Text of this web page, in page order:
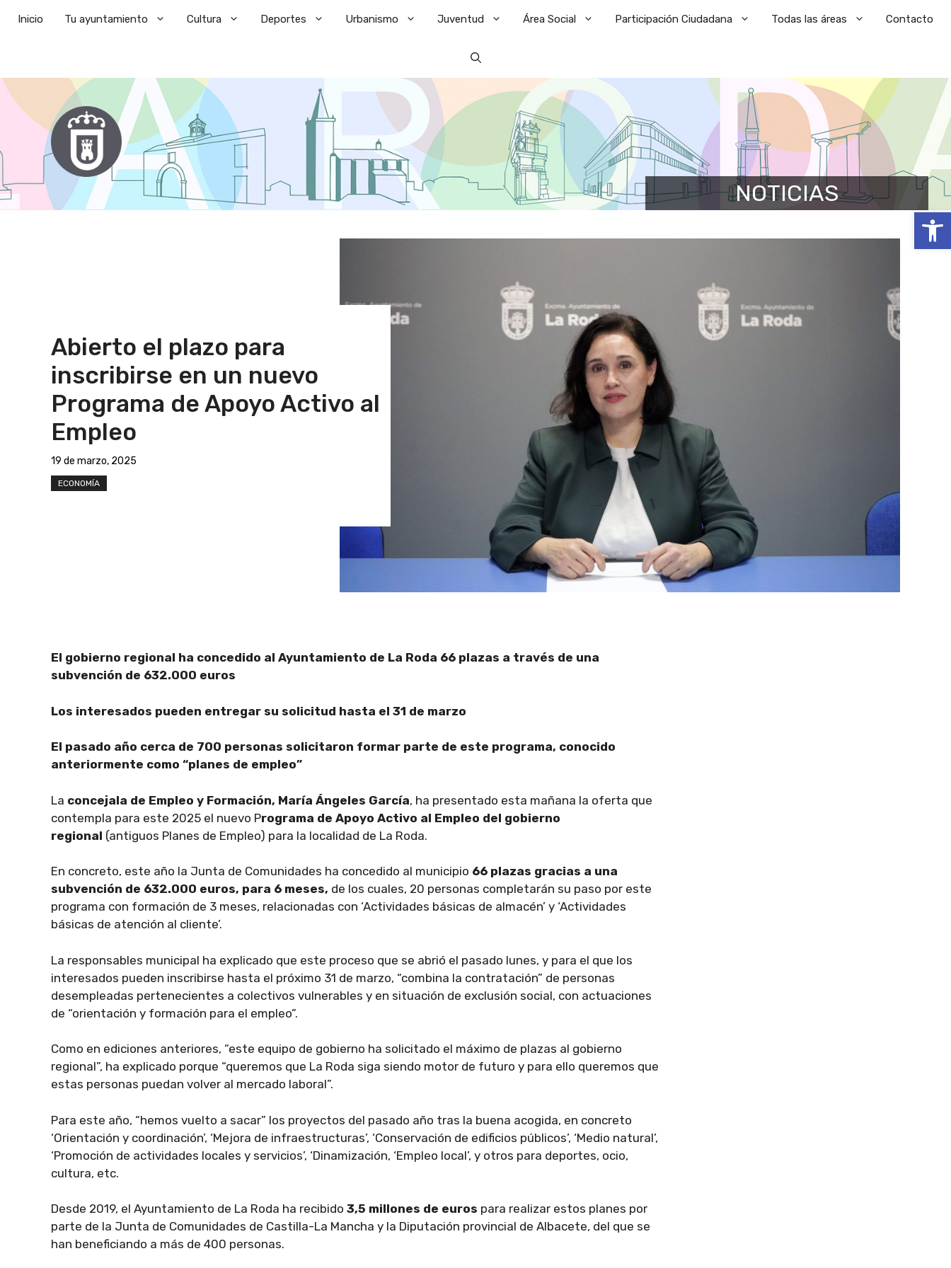
Abrir
Inicio Tu ayuntamiento Cultura Deportes Urbanismo Juventud Área Social Participación Ciudadana Todas las áreas Contacto
NOTICIAS
Abierto el plazo para
inscribirse en un nuevo
Programa de Apoyo Activo al
Empleo
19 de marzo, 2025
ECONOMÍA
El gobierno regional ha concedido al Ayuntamiento de La Roda 66 plazas a través de una
subvención de 632.000 euros
Los interesados pueden entregar su solicitud hasta el 31 de marzo
El pasado año cerca de 700 personas solicitaron formar parte de este programa, conocido
anteriormente como “planes de empleo”
La concejala de Empleo y Formación, María Ángeles García, ha presentado esta mañana la oferta que
contempla para este 2025 el nuevo Programa de Apoyo Activo al Empleo del gobierno
regional (antiguos Planes de Empleo) para la localidad de La Roda.
En concreto, este año la Junta de Comunidades ha concedido al municipio 66 plazas gracias a una
subvención de 632.000 euros, para 6 meses, de los cuales, 20 personas completarán su paso por este
programa con formación de 3 meses, relacionadas con ‘Actividades básicas de almacén’ y ‘Actividades
básicas de atención al cliente’.
La responsables municipal ha explicado que este proceso que se abrió el pasado lunes, y para el que los
interesados pueden inscribirse hasta el próximo 31 de marzo, “combina la contratación” de personas
desempleadas pertenecientes a colectivos vulnerables y en situación de exclusión social, con actuaciones
de “orientación y formación para el empleo”.
Como en ediciones anteriores, “este equipo de gobierno ha solicitado el máximo de plazas al gobierno
regional”, ha explicado porque “queremos que La Roda siga siendo motor de futuro y para ello queremos que
estas personas puedan volver al mercado laboral”.
Para este año, “hemos vuelto a sacar” los proyectos del pasado año tras la buena acogida, en concreto
‘Orientación y coordinación’, ‘Mejora de infraestructuras’, ‘Conservación de edificios públicos’, ‘Medio natural’,
‘Promoción de actividades locales y servicios’, ‘Dinamización, ‘Empleo local’, y otros para deportes, ocio,
cultura, etc.
Desde 2019, el Ayuntamiento de La Roda ha recibido 3,5 millones de euros para realizar estos planes por
parte de la Junta de Comunidades de Castilla-La Mancha y la Diputación provincial de Albacete, del que se
han beneficiando a más de 400 personas.